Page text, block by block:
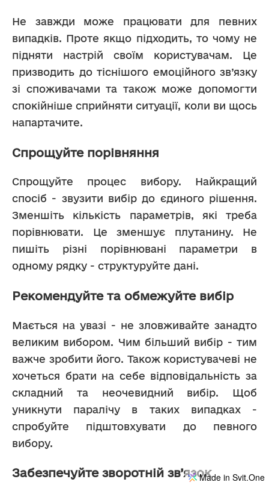
Не завжди може працювати для певних
випадків. Проте якщо підходить, то чому не
підняти настрій своїм користувачам. Це
призводить до тіснішого емоційного зв’язку
зі споживачами та також може допомогти
спокійніше сприйняти ситуації, коли ви щось
напартачите.
Спрощуйте порівняння
Спрощуйте процес вибору. Найкращий
спосіб - звузити вибір до єдиного рішення.
Зменшіть кількість параметрів, які треба
порівнювати. Це зменшує плутанину. Не
пишіть різні порівнювані параметри в
одному рядку - структуруйте дані.
Рекомендуйте та обмежуйте вибір
Мається на увазі - не зловживайте занадто
великим вибором. Чим більший вибір - тим
важче зробити його. Також користувачеві не
хочеться брати на себе відповідальність за
складний та неочевидний вибір. Щоб
уникнути паралічу в таких випадках -
спробуйте підштовхувати до певного
вибору.
Забезпечуйте зворотній зв’язокMade in Svit.One